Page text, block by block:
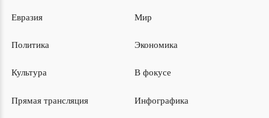
Евразия Мир
Политика Экономика
Культура В фокусе
Прямая трансляция Инфографика